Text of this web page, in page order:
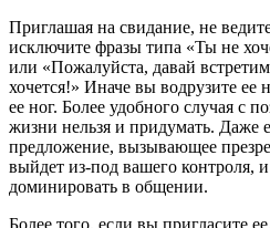
Приглашая на свидание, не
исключите фразы типа «Ты не
или «Пожалуйста, давай
хочется!» Иначе вы водрузите ее
ее ног. Более удобного случая с
жизни нельзя и придумать. Даже
предложение, вызывающее
выйдет из-под вашего контроля,
доминировать в общении.
Более того, если вы пригласите